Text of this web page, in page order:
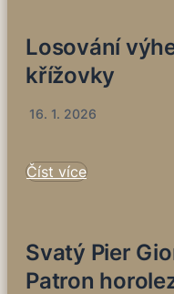
Losování
křížovky
16. 1. 2026
Číst více
Svatý Pier
Patron